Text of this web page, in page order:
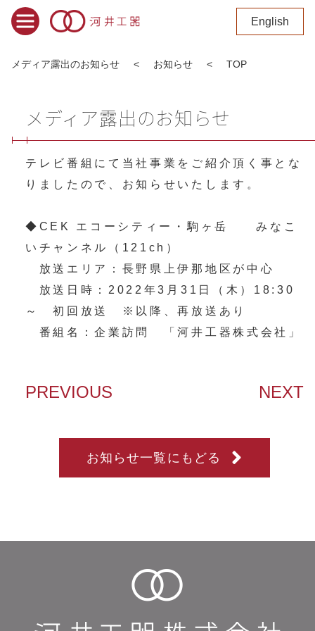
English
メディア露出のお知らせ お知らせ TOP
メディア露出のお知らせ
テレビ番組にて当社事業をご紹介頂く事とな
りましたので、お知らせいたします。
◆CEK エコーシティー・駒ヶ岳 みなこ
いチャンネル（121ch）
放送エリア：長野県上伊那地区が中心
放送日時：2022年3月31日（木）18:30
～ 初回放送 ※以降、再放送あり
番組名：企業訪問 「河井工器株式会社」
PREVIOUS NEXT
お知らせ一覧にもどる